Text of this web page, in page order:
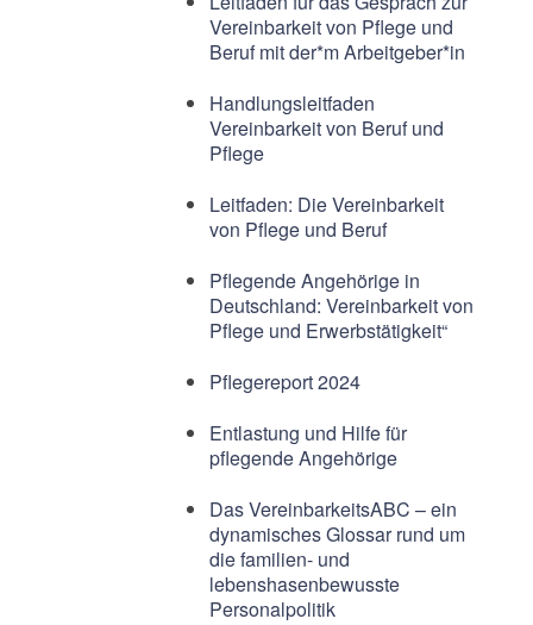
Vereinbarkeit von Pflege und
Beruf mit der*m Arbeitgeber*in
Handlungsleitfaden
Vereinbarkeit von Beruf und
Pflege
Leitfaden: Die Vereinbarkeit
von Pflege und Beruf
Pflegende Angehörige in
Deutschland: Vereinbarkeit von
Pflege und Erwerbstätigkeit“
Pflegereport 2024
Entlastung und Hilfe für
pflegende Angehörige
Das VereinbarkeitsABC – ein
dynamisches Glossar rund um
die familien- und
lebenshasenbewusste
Personalpolitik